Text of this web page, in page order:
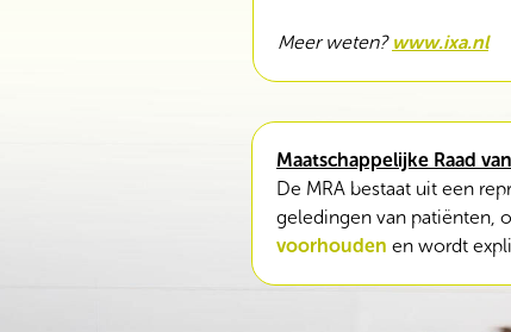
Meer weten? www.ixa.nl
Maatschappelijke Raad
De MRA bestaat uit een
geledingen van patiënten,
voorhouden en wordt